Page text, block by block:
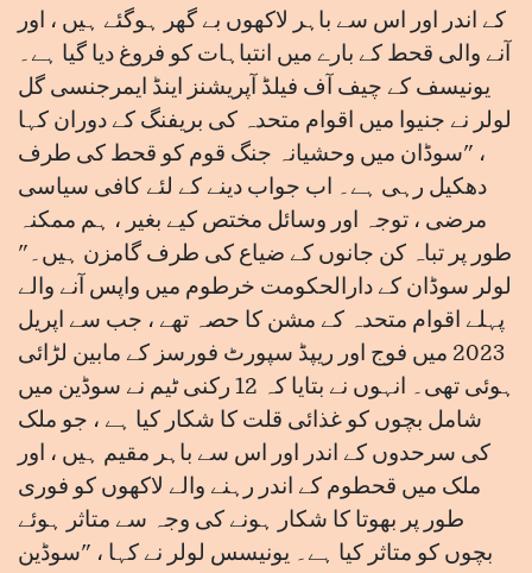
کے اندر اور اس سے باہر لاکھوں بے گھر ہوگئے ہیں ، اور
آنے والی قحط کے بارے میں انتباہات کو فروغ دیا گیا ہے۔
یونیسف کے چیف آف فیلڈ آپریشنز اینڈ ایمرجنسی گل
لولر نے جنیوا میں اقوام متحدہ کی بریفنگ کے دوران کہا
، "سوڈان میں وحشیانہ جنگ قوم کو قحط کی طرف
دھکیل رہی ہے۔ اب جواب دینے کے لئے کافی سیاسی
مرضی ، توجہ اور وسائل مختص کیے بغیر ، ہم ممکنہ
طور پر تباہ کن جانوں کے ضیاع کی طرف گامزن ہیں۔"
لولر سوڈان کے دارالحکومت خرطوم میں واپس آنے والے
پہلے اقوام متحدہ کے مشن کا حصہ تھے ، جب سے اپریل
2023 میں فوج اور ریپڈ سپورٹ فورسز کے مابین لڑائی
ہوئی تھی۔ انہوں نے بتایا کہ 12 رکنی ٹیم نے سوڈین میں
شامل بچوں کو غذائی قلت کا شکار کیا ہے ، جو ملک
کی سرحدوں کے اندر اور اس سے باہر مقیم ہیں ، اور
ملک میں قحطوم کے اندر رہنے والے لاکھوں کو فوری
طور پر بھوتا کا شکار ہونے کی وجہ سے متاثر ہوئے
بچوں کو متاثر کیا ہے۔ یونیسس لولر نے کہا ، "سوڈین